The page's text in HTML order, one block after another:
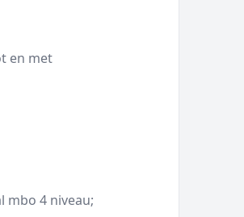
en met
mbo 4 niveau;